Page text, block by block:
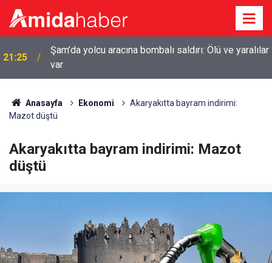
21:25
Şam’da yolcu aracına bombalı saldırı: Ölü ve yaralılar
var
Anasayfa Ekonomi
Akaryakıtta bayram indirimi:
Mazot düştü
Akaryakıtta bayram indirimi: Mazot
düştü